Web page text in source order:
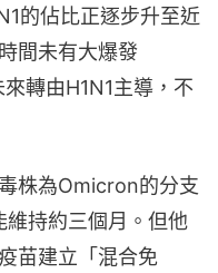
的佔比正逐步升至近
間未有大爆發
轉由H1N1主導，不
株為Omicron的分支
維持約三個月。但他
苗建立「混合免